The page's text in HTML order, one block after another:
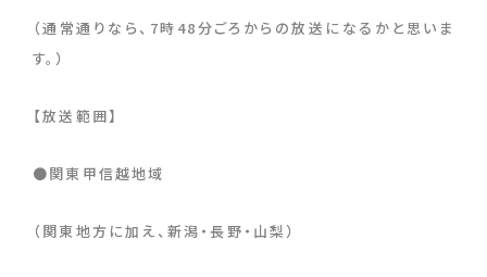
（通常通りなら、7時48分ごろからの放送になるかと思いま
す。）
【放送範囲】
●関東甲信越地域
（関東地方に加え、新潟・長野・山梨）